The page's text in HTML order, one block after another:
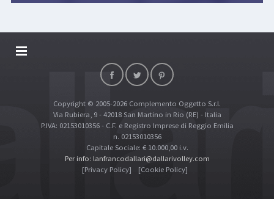
DALLARIVOLLEY SOSTIENE
TOP RICERCHECopyright © 2005-2026 Complemento Oggetto S.r.l.
Via Rubiera, 9 - 42018 San Martino in Rio (RE) - Italia
P.IVA: 02153010356 - C.F. e Registro Imprese di Reggio Emilia
n. 02153010356
Capitale Sociale: € 10.000,00 i.v.
Per info: lanfrancodallari@dallarivolley.com
[Privacy Policy]
[Cookie Policy]